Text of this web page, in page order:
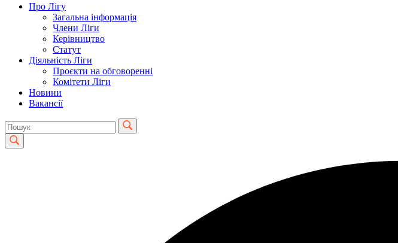
Про Лігу
Загальна інформація
Члени Ліги
Керівництво
Статут
Діяльність Ліги
Проєкти на обговоренні
Комітети Ліги
Новини
Вакансії